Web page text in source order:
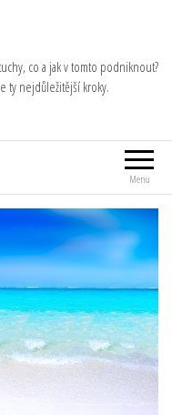
co a jak v tomto podniknout?
ty nejdůležitější kroky.
Menu